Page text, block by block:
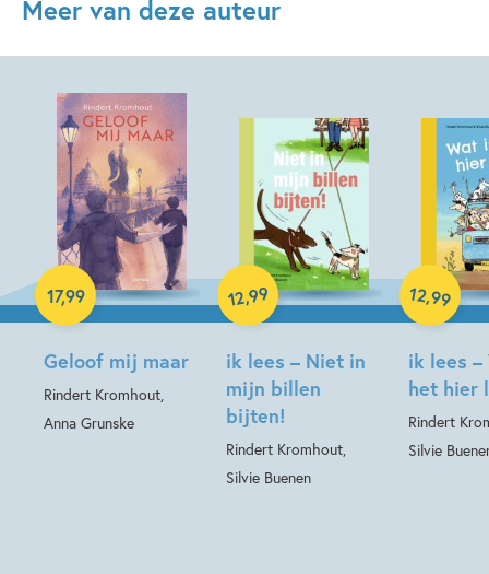
Meer van deze auteur
Geloof mij maar
Rindert Kromhout,
Anna Grunske
17,99
Paperback
ik lees – Niet in
mijn billen
bijten!
Rindert Kromhout,
Silvie Buenen
12,99
Hardcover
ik lees
het hier
Rindert
Silvie
12,99
Hardcover